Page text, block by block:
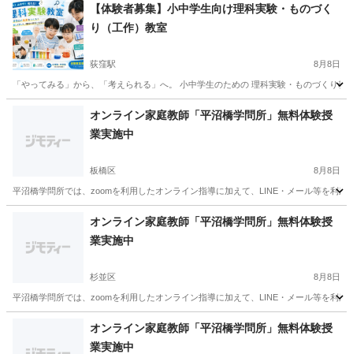
【体験者募集】小中学生向け理科実験・ものづく
り（工作）教室
荻窪駅 8月8日
「やってみる」から、「考えられる」へ。 小中学生のための 理科実験・ものづくり
荻窪駅 塾 データ分析
オンライン家庭教師「平沼橋学問所」無料体験授
業実施中
板橋区 8月8日
平沼橋学問所では、zoomを利用したオンライン指導に加えて、LINE・メール等を利
家庭教師 無料
オンライン家庭教師「平沼橋学問所」無料体験授
業実施中
杉並区 8月8日
平沼橋学問所では、zoomを利用したオンライン指導に加えて、LINE・メール等を利
家庭教師 無料
オンライン家庭教師「平沼橋学問所」無料体験授
業実施中